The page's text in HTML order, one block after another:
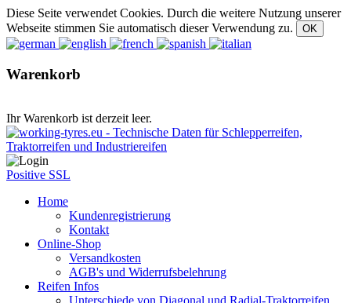
Diese Seite verwendet Cookies. Durch die weitere Nutzung unserer
Webseite stimmen Sie automatisch dieser Verwendung zu.
Warenkorb
Ihr Warenkorb ist derzeit leer.
Positive SSL
Home
Kundenregistrierung
Kontakt
Online-Shop
Versandkosten
AGB's und Widerrufsbelehrung
Reifen Infos